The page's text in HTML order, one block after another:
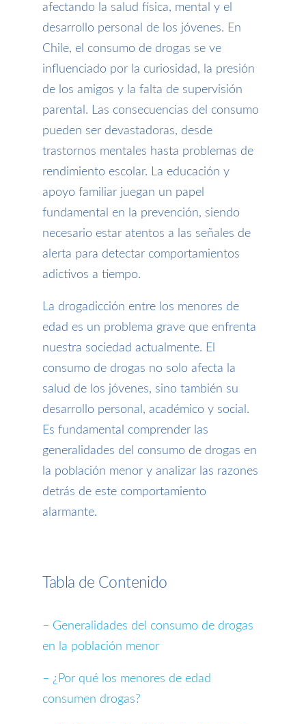
afectando la salud física, mental y el
desarrollo personal de los jóvenes. En
Chile, el consumo de drogas se ve
influenciado por la curiosidad, la presión
de los amigos y la falta de supervisión
parental. Las consecuencias del consumo
pueden ser devastadoras, desde
trastornos mentales hasta problemas de
rendimiento escolar. La educación y
apoyo familiar juegan un papel
fundamental en la prevención, siendo
necesario estar atentos a las señales de
alerta para detectar comportamientos
adictivos a tiempo.
La drogadicción entre los menores de
edad es un problema grave que enfrenta
nuestra sociedad actualmente. El
consumo de drogas no solo afecta la
salud de los jóvenes, sino también su
desarrollo personal, académico y social.
Es fundamental comprender las
generalidades del consumo de drogas en
la población menor y analizar las razones
detrás de este comportamiento
alarmante.
Tabla de Contenido
– Generalidades del consumo de drogas
en la población menor
– ¿Por qué los menores de edad
consumen drogas?